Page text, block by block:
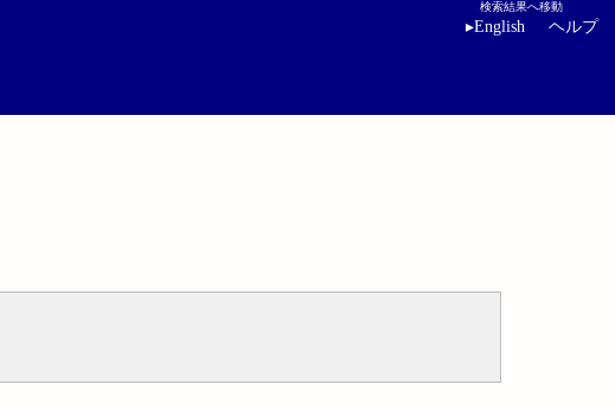
検索結果へ移動
▸English ヘルプ